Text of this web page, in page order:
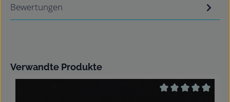
Bewertungen
Produktgalerie überspringen
Verwandte Produkte